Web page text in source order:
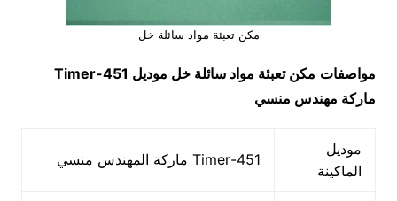
مكن تعبئة مواد سائلة خل
مواصفات مكن تعبئة مواد سائلة خل موديل 451-Timer
ماركة مهندس منسي
موديل
الماكينة
451-Timer ماركة المهندس منسي